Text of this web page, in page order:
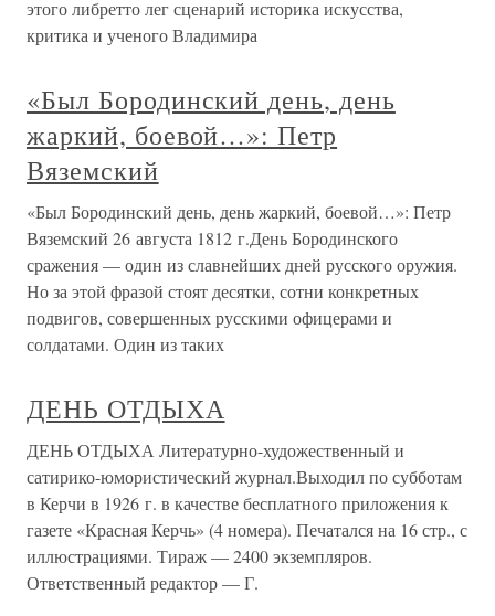
этого либретто лег сценарий историка искусства,
критика и ученого Владимира
«Был Бородинский день, день
жаркий, боевой…»: Петр
Вяземский
«Был Бородинский день, день жаркий, боевой…»: Петр
Вяземский 26 августа 1812 г.День Бородинского
сражения — один из славнейших дней русского оружия.
Но за этой фразой стоят десятки, сотни конкретных
подвигов, совершенных русскими офицерами и
солдатами. Один из таких
ДЕНЬ ОТДЫХА
ДЕНЬ ОТДЫХА Литературно-художественный и
сатирико-юмористический журнал.Выходил по субботам
в Керчи в 1926 г. в качестве бесплатного приложения к
газете «Красная Керчь» (4 номера). Печатался на 16 стр., с
иллюстрациями. Тираж — 2400 экземпляров.
Ответственный редактор — Г.